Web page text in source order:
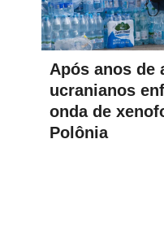
Após anos de
ucranianos
onda de
Polônia